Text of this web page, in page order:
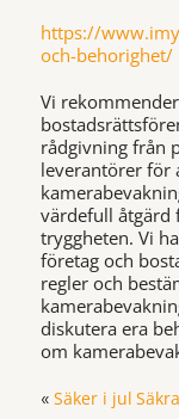
https://
och-behorighet/
Vi
rådgivning från
leverantörer för
värdefull åtgärd
tryggheten. Vi
företag och
regler och
diskutera era
om
« Säker i jul